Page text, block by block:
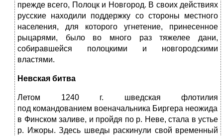
прежде всего, Полоцк и Новгород. В своих действиях
русские находили поддержку со стороны местного
населения, для которого угнетение, принесенное
рыцарями, было во много раз тяжелее дани,
собиравшейся полоцкими и новгородскими
властями.
Невская битва
Летом 1240 г. шведская флотилия
под командованием военачальника Биргера
в Финском заливе, и пройдя по р. Неве, стала в устье
р. Ижоры. Здесь шведы раскинули свой временный